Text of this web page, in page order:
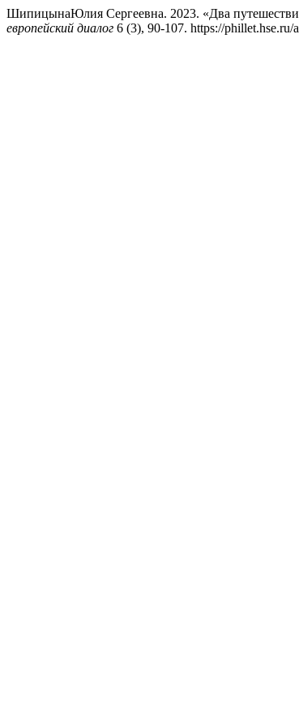
ШипицынаЮлия Сергеевна. 2023. «Два
европейский диалог 6 (3), 90-107. https://phillet.hse.ru/